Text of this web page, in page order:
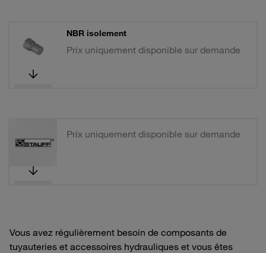
NBR isolement
Prix uniquement disponible sur demande
Prix uniquement disponible sur demande
Vous avez régulièrement besoin de composants de
tuyauteries et accessoires hydrauliques et vous êtes